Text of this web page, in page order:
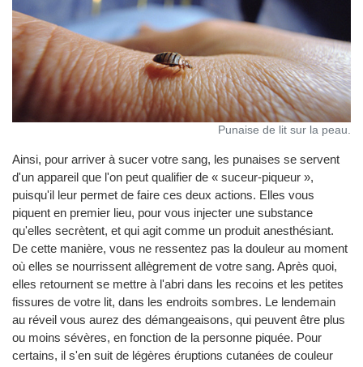
Punaise de lit sur la peau.
Ainsi, pour arriver à sucer votre sang, les punaises se servent
d'un appareil que l'on peut qualifier de « suceur-piqueur »,
puisqu'il leur permet de faire ces deux actions. Elles vous
piquent en premier lieu, pour vous injecter une substance
qu'elles secrètent, et qui agit comme un produit anesthésiant.
De cette manière, vous ne ressentez pas la douleur au moment
où elles se nourrissent allègrement de votre sang. Après quoi,
elles retournent se mettre à l'abri dans les recoins et les petites
fissures de votre lit, dans les endroits sombres. Le lendemain
au réveil vous aurez des démangeaisons, qui peuvent être plus
ou moins sévères, en fonction de la personne piquée. Pour
certains, il s'en suit de légères éruptions cutanées de couleur